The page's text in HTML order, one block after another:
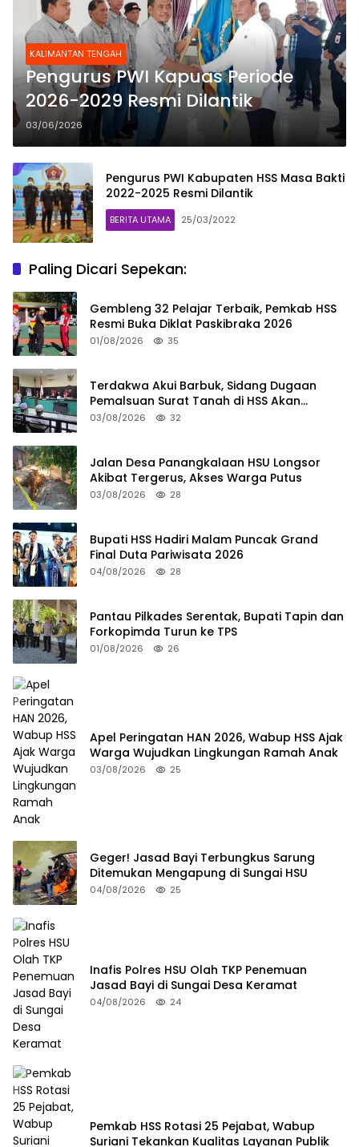
KALIMANTAN TENGAH
Pengurus PWI Kapuas Periode
2026-2029 Resmi Dilantik
03/06/2026
Pengurus PWI Kabupaten HSS Masa Bakti
2022-2025 Resmi Dilantik
BERITA UTAMA 25/03/2022
Paling Dicari Sepekan:
Gembleng 32 Pelajar Terbaik, Pemkab HSS
Resmi Buka Diklat Paskibraka 2026
01/08/2026 35
Terdakwa Akui Barbuk, Sidang Dugaan
Pemalsuan Surat Tanah di HSS Akan
Berlanjut Tuntutan JPU
03/08/2026 32
Jalan Desa Panangkalaan HSU Longsor
Akibat Tergerus, Akses Warga Putus
03/08/2026 28
Bupati HSS Hadiri Malam Puncak Grand
Final Duta Pariwisata 2026
04/08/2026 28
Pantau Pilkades Serentak, Bupati Tapin dan
Forkopimda Turun ke TPS
01/08/2026 26
Apel Peringatan HAN 2026, Wabup HSS Ajak
Warga Wujudkan Lingkungan Ramah Anak
03/08/2026 25
Geger! Jasad Bayi Terbungkus Sarung
Ditemukan Mengapung di Sungai HSU
04/08/2026 25
Inafis Polres HSU Olah TKP Penemuan
Jasad Bayi di Sungai Desa Keramat
04/08/2026 24
Pemkab HSS Rotasi 25 Pejabat, Wabup
Suriani Tekankan Kualitas Layanan Publik